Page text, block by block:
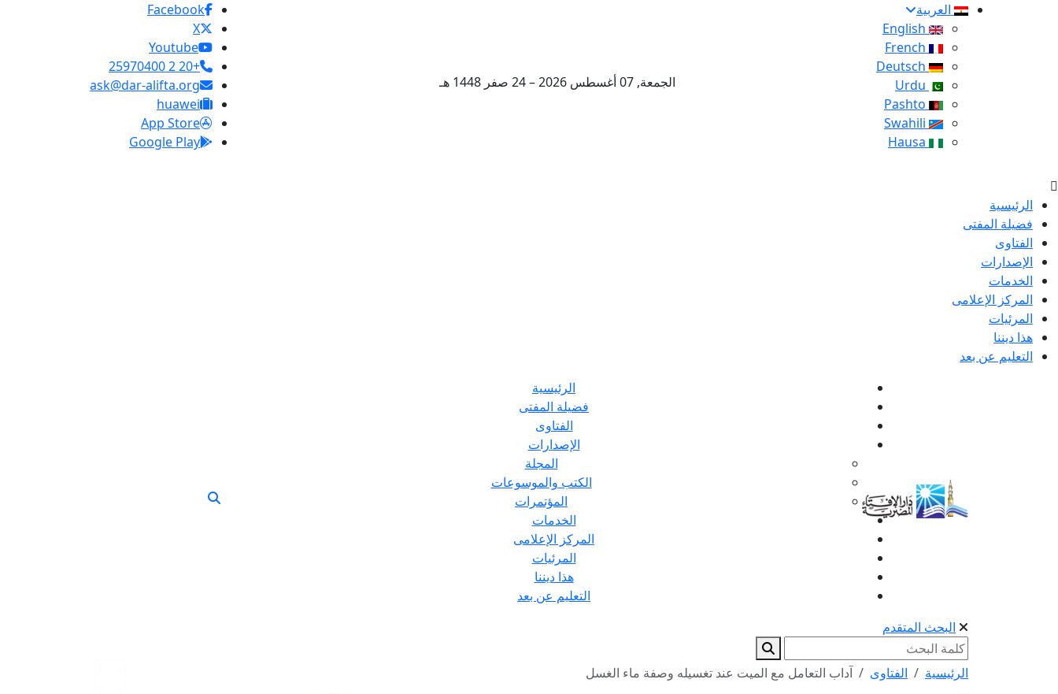
العربية
الجمعة, 07 أغسطس 2026 – 24 صفر 1448 هـ
Facebook
X
Youtube
+20 2 25970400
ask@dar-alifta.org
huawei
App Store
Google Play
الرئيسية
فضيلة المفتى
الفتاوى
الإصدارات
الخدمات
المركز الإعلامى
المرئيات
هذا ديننا
التعليم عن بعد
الرئيسية
فضيلة المفتى
الفتاوى
الإصدارات
المجلة
الكتب والموسوعات
المؤتمرات
الخدمات
المركز الإعلامى
المرئيات
هذا ديننا
التعليم عن بعد
البحث المتقدم
الرئيسية الفتاوى آداب التعامل مع الميت عند تغسيله وصفة ماء الغسل